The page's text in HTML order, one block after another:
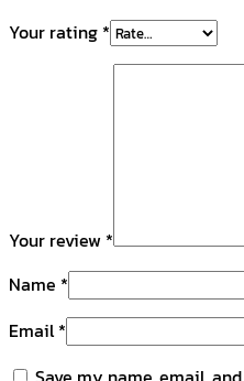
ระ
Your rating *
Your review *
Name *
Email*